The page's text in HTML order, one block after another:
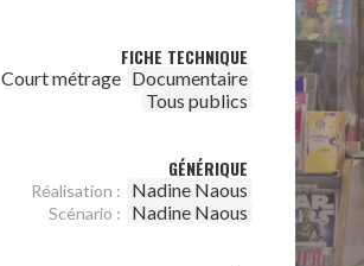
FICHE TECHNIQUE
Court métrage Documentaire
Tous publics
GÉNÉRIQUE
Réalisation : Nadine Naous
Scénario : Nadine Naous